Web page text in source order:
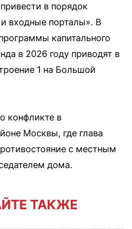
в порядок
входные порталы». В
капитального
в 2026 году приводят в
1 на Большой
конфликте в
Москвы, где глава
с местным
дома.
ТАКЖЕ